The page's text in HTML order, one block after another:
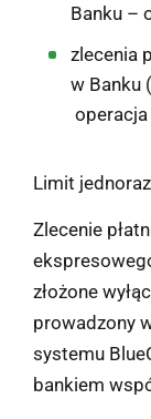
Banku –
zlecenia
w Banku
Limit
Zlecenie
złożone
prowadzony
systemu
bankiem